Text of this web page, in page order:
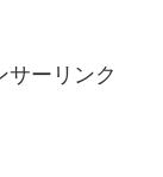
サーリンク